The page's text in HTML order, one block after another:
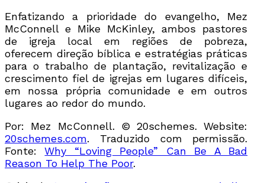
Enfatizando a prioridade do evangelho, Mez
McConnell e Mike McKinley, ambos pastores
de igreja local em regiões de pobreza,
oferecem direção bíblica e estratégias práticas
para o trabalho de plantação, revitalização e
crescimento fiel de igrejas em lugares difíceis,
em nossa própria comunidade e em outros
lugares ao redor do mundo.
Por: Mez McConnell. © 20schemes. Website:
20schemes.com. Traduzido com permissão.
Fonte:Why “Loving People” Can Be A Bad
Reason To Help The Poor.